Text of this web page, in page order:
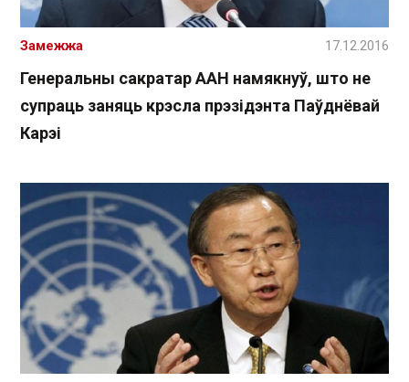
Генеральны сакратар ААН намякнуў, што не
супраць заняць крэсла прэзідэнта Паўднёвай
Карэі
Замежжа 17.12.2016